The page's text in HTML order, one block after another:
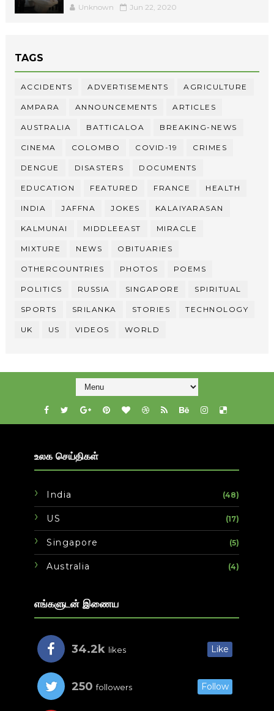
Unknown Jun 22, 2020
TAGS
ACCIDENTS ADVERTISEMENTS AGRICULTURE
AMPARA ANNOUNCEMENTS ARTICLES
AUSTRALIA BATTICALOA BREAKING-NEWS
CINEMA COLOMBO COVID-19 CRIMES
DENGUE DISASTERS DOCUMENTS
EDUCATION FEATURED FRANCE HEALTH
INDIA JAFFNA JOKES KALAIYARASAN
KALMUNAI MIDDLEEAST MIRACLE
MIXTURE NEWS OBITUARIES
OTHERCOUNTRIES PHOTOS POEMS
POLITICS RUSSIA SINGAPORE SPIRITUAL
SPORTS SRILANKA STORIES TECHNOLOGY
UK US VIDEOS WORLD
உலக செய்திகள்
India (48)
US (17)
Singapore (5)
Australia (4)
எங்களுடன் இணைய
34.2k likes Like
250 followers Follow